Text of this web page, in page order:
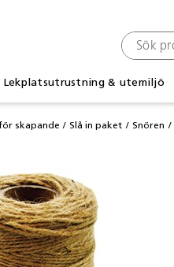
Lekplatsutrustning & utemiljö
skapande Slå in paket Snören